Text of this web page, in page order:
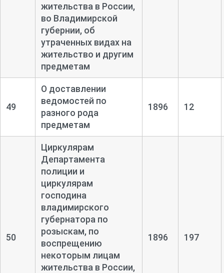
жительства в России,
во Владимирской
губернии, об
утраченных видах на
жительство и другим
предметам
49
О доставлении
ведомостей по
разного рода
предметам
1896 12
50
Циркулярам
Департамента
полиции и
циркулярам
господина
владимирского
губернатора по
розыскам, по
воспрещению
некоторым лицам
жительства в России,
1896 197